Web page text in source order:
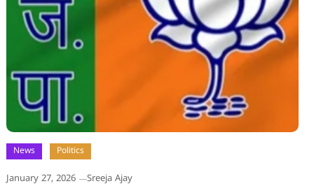
News Politics
January 27, 2026 Sreeja Ajay